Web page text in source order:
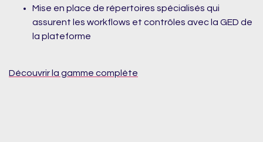
Mise en place de répertoires spécialisés qui
assurent les workflows et contrôles avec la GED de
la plateforme
Découvrir la gamme complète